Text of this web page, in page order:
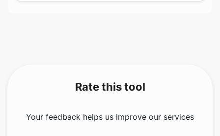
5.00